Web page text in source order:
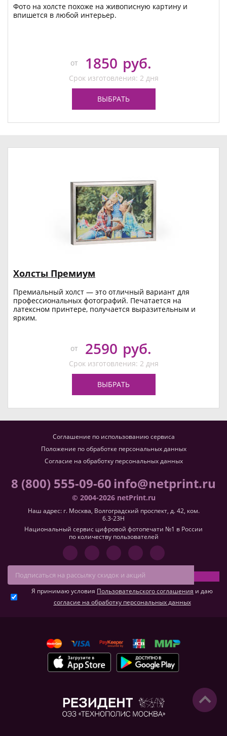
Фото на холсте похоже на живописную картину и
впишется в любой интерьер.
от 1850 руб.
Срок изготовления: 2 дня
ВЫБРАТЬ
Холсты Премиум
Премиальный холст — это отличный вариант для
профессиональных фотографий. Печатается на
латексном принтере, получается выразительным и
ярким.
от 2590 руб.
Срок изготовления: 2 дня
ВЫБРАТЬ
Соглашение по использованию сервиса
Положение по обработке персональных данных
Согласие на обработку персональных данных
8 (800) 555-09-60info@netprint.ru
© 2004-2026 netPrint.ru
Наш адрес: г. Москва, Волгоградский проспект, д. 42, ком.
6.3-23H
Национальный сервис цифровой фотопечати №1 в России
по количеству пользователей
Я принимаю условия Пользовательского соглашения и даю
согласие на обработку персональных данных